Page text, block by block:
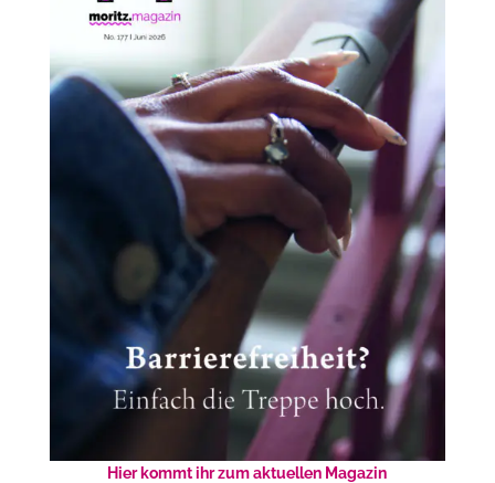
Hier kommt ihr zum aktuellen Magazin